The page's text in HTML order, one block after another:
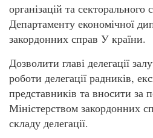
організацій та секторального
Департаменту економічної
закордонних справ У країни.
Дозволити главі делегації
роботи делегації радників,
представників та вносити за
Міністерством закордонних
складу делегації.